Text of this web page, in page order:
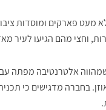
מעט פארקים ומוסדות
וחצי מהם הגיעו לעיר
אלטרנטיבה מפתה
בחברה מדגישים כי